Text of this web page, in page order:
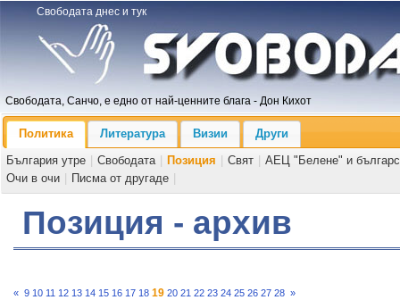
Свободата днес и тук
Свободата, Санчо, е едно от най-ценните блага - Дон Кихот
Политика Литература Визии
Други
България утре
Свободата Позиция Свят
АЕЦ "Белене" и
Очи в очи
Писма от другаде
Позиция - архив
« 9 10 11 12 13 14 15 16 17 18 19 20 21 22 23 24 25 26 27 28 »